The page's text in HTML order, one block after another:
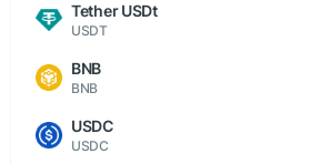
Tether USDt
USDT
BNB
BNB
USDC
USDC